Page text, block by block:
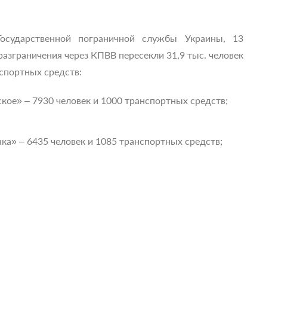
пограничной службы Украины, 13
через КПВВ пересекли 31,9 тыс. человек
средств:
– 7930 человек и 1000 транспортных средств;
– 6435 человек и 1085 транспортных средств;